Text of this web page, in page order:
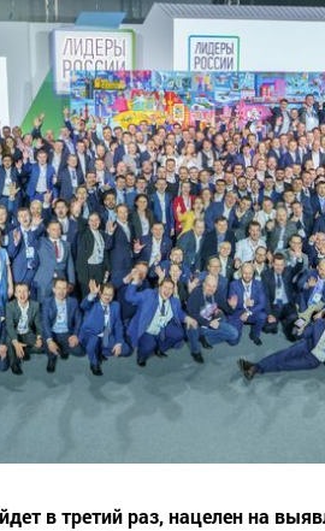
в третий раз, нацелен на